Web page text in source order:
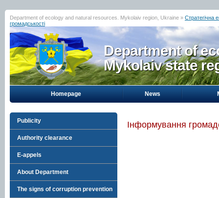
Department of ecology and natural resources. Mykolaiv region, Ukraine » Стратегічна
громадськості
Department of
Mykolaiv state
Homepage News
Publicity
Authority clearance
E-appels
About Department
The signs of corruption prevention
Інформування